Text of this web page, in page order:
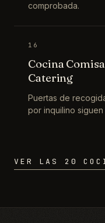
comprobada.
16
Cocina
Catering
Puertas de
por inquilino
VER LAS 20